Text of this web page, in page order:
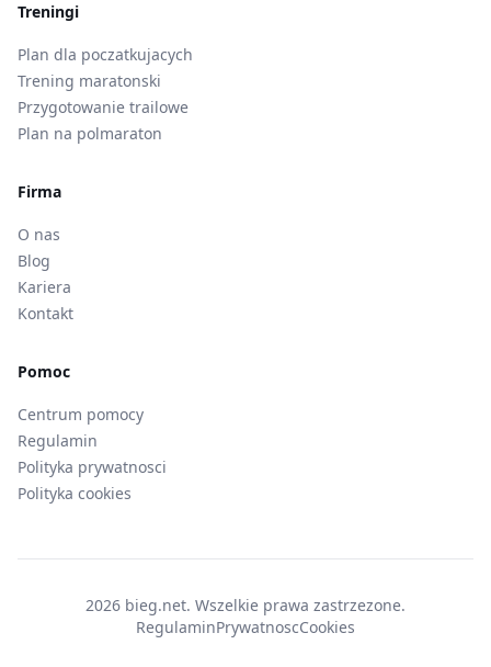
Treningi
Plan dla poczatkujacych
Trening maratonski
Przygotowanie trailowe
Plan na polmaraton
Firma
O nas
Blog
Kariera
Kontakt
Pomoc
Centrum pomocy
Regulamin
Polityka prywatnosci
Polityka cookies
2026 bieg.net. Wszelkie prawa zastrzezone.
RegulaminPrywatnoscCookies